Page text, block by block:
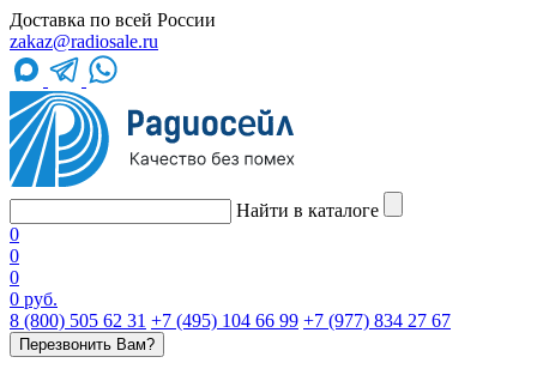
Доставка по всей России
zakaz@radiosale.ru
Найти в каталоге
0
0
0
0 руб.
8 (800) 505 62 31 +7 (495) 104 66 99 +7 (977) 834 27 67
Перезвонить Вам?